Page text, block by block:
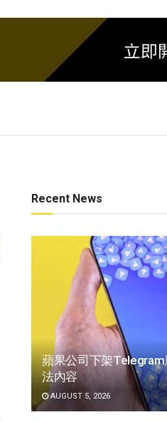
Recent News
蘋果公司下架
法內容
AUGUST 5, 2026